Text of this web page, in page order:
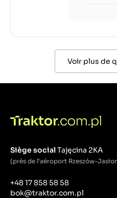
Voir plus de
Siège socialTajęcina 2KA
(près de l'aéroport Rzeszów-
+48 17 858 58 58
bok@traktor.com.pl